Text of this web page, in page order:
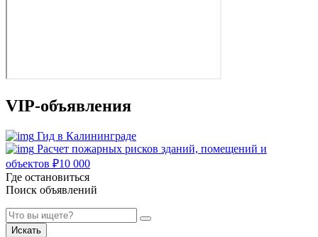
VIP-объявления
Гид в Калининграде
Расчет пожарных рисков зданий, помещений и
объектов ₽10 000
Где остановиться
Поиск объявлений
Искать